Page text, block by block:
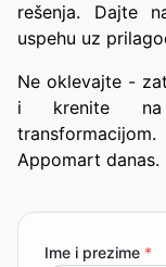
rešenja. Dajte
uspehu uz
Ne oklevajte -
i krenite na
Appomart danas.
Ime i prezime *